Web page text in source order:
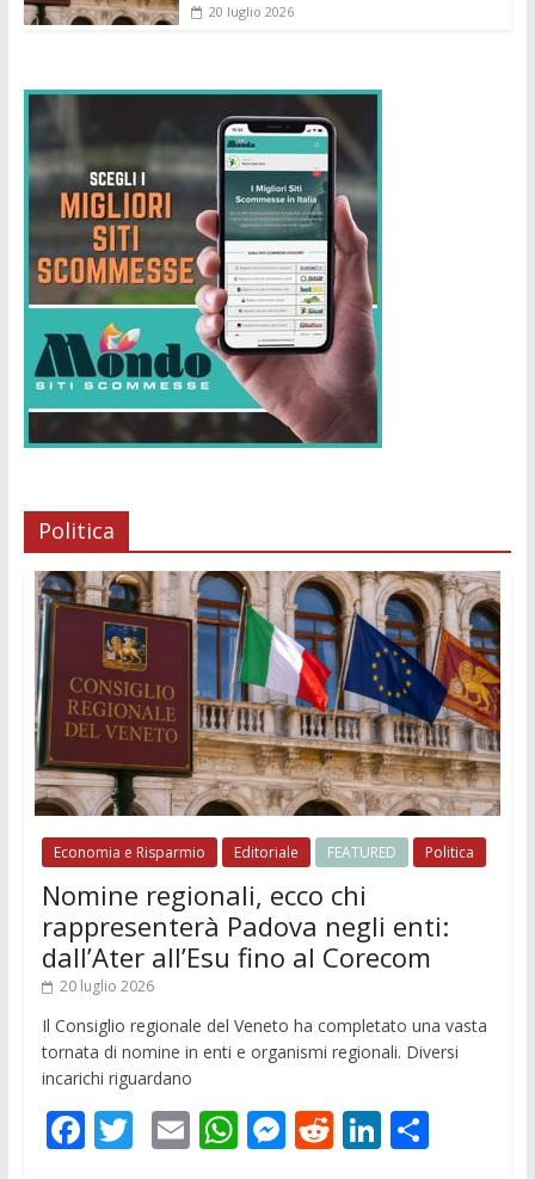
20 luglio 2026
Politica
Economia e Risparmio Editoriale FEATURED Politica
Nomine regionali, ecco chi
rappresenterà Padova negli enti:
dall’Ater all’Esu fino al Corecom
20 luglio 2026
Il Consiglio regionale del Veneto ha completato una vasta
tornata di nomine in enti e organismi regionali. Diversi
incarichi riguardano
F T E W M R Li C